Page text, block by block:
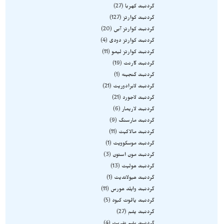
گردنبند کهربا
27
گردنبند کوارتز 127
گردنبند کوارتز آبی
20
گردنبند کوارتز دودی
4
گردنبند کوارتز لیمو 11
گردنبند گارنت
19
گردنبند گنجینه
1
گردنبند لابرادوریت
21
گردنبند لاجورد
21
گردنبند لاریمار 6
گردنبند مارسنگ
9
گردنبند مالاکیت
11
گردنبند موسکوویت
1
گردنبند مون استون
3
گردنبند هولیت
13
گردنبند هیولاندیت
1
گردنبند وایلد هورس
11
گردنبند یاقوت کبود
5
گردنبند یشم
27